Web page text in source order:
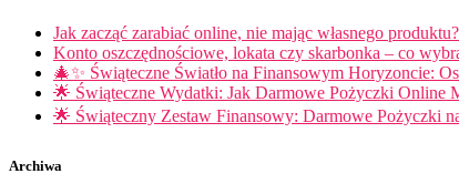
Jak zacząć zarabiać online, nie mając własnego produktu?
Konto oszczędnościowe, lokata czy skarbonka – co
🎄✨ Świąteczne Światło na Finansowym Horyzoncie:
🌟 Świąteczne Wydatki: Jak Darmowe Pożyczki Online
🌟 Świąteczny Zestaw Finansowy: Darmowe Pożyczki
Archiwa